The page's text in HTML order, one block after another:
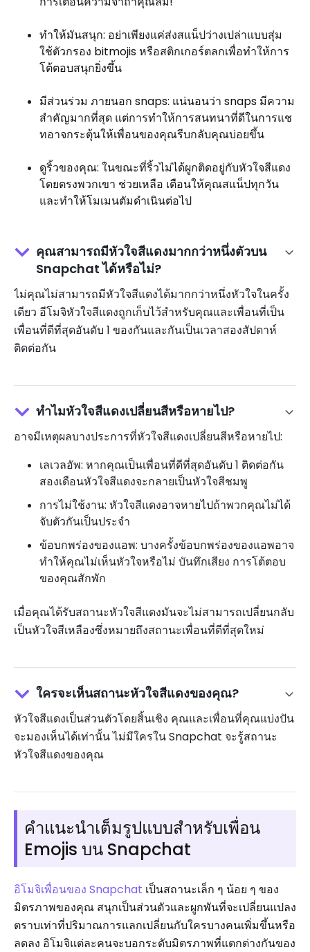
ทำให้มันสนุก: อย่าเพียงแค่ส่งสแน็ปว่างเปล่าแบบสุ่ม
ใช้ตัวกรอง bitmojis หรือสติกเกอร์ตลกเพื่อทำให้การ
โต้ตอบสนุกยิ่งขึ้น
มีส่วนร่วม ภายนอก snaps: แน่นอนว่า snaps มีความ
สำคัญมากที่สุด แต่การทำให้การสนทนาที่ดีในการแช
ทอาจกระตุ้นให้เพื่อนของคุณรีบกลับคุณบ่อยขึ้น
ดูริ้วของคุณ: ในขณะที่ริ้วไม่ได้ผูกติดอยู่กับหัวใจสีแดง
โดยตรงพวกเขา ช่วยเหลือ เตือนให้คุณสแน็ปทุกวัน
และทำให้โมเมนตัมดำเนินต่อไป
คุณสามารถมีหัวใจสีแดงมากกว่าหนึ่งตัวบน
Snapchat ได้หรือไม่?
ไม่คุณไม่สามารถมีหัวใจสีแดงได้มากกว่าหนึ่งหัวใจในครั้ง
เดียว อีโมจิหัวใจสีแดงถูกเก็บไว้สำหรับคุณและเพื่อนที่เป็น
เพื่อนที่ดีที่สุดอันดับ 1 ของกันและกันเป็นเวลาสองสัปดาห์
ติดต่อกัน
ทำไมหัวใจสีแดงเปลี่ยนสีหรือหายไป?
อาจมีเหตุผลบางประการที่หัวใจสีแดงเปลี่ยนสีหรือหายไป:
เลเวลอัพ: หากคุณเป็นเพื่อนที่ดีที่สุดอันดับ 1 ติดต่อกัน
สองเดือนหัวใจสีแดงจะกลายเป็นหัวใจสีชมพู
การไม่ใช้งาน: หัวใจสีแดงอาจหายไปถ้าพวกคุณไม่ได้
จับตัวกันเป็นประจำ
ข้อบกพร่องของแอพ: บางครั้งข้อบกพร่องของแอพอาจ
ทำให้คุณไม่เห็นหัวใจหรือไม่ บันทึกเสียง การโต้ตอบ
ของคุณสักพัก
เมื่อคุณได้รับสถานะหัวใจสีแดงมันจะไม่สามารถเปลี่ยนกลับ
เป็นหัวใจสีเหลืองซึ่งหมายถึงสถานะเพื่อนที่ดีที่สุดใหม่
ใครจะเห็นสถานะหัวใจสีแดงของคุณ?
หัวใจสีแดงเป็นส่วนตัวโดยสิ้นเชิง คุณและเพื่อนที่คุณแบ่งปัน
จะมองเห็นได้เท่านั้น ไม่มีใครใน Snapchat จะรู้สถานะ
หัวใจสีแดงของคุณ
คำแนะนำเต็มรูปแบบสำหรับเพื่อน
Emojis บน Snapchat
อิโมจิเพื่อนของ Snapchat เป็นสถานะเล็ก ๆ น้อย ๆ ของ
มิตรภาพของคุณ สนุกเป็นส่วนตัวและผูกพันที่จะเปลี่ยนแปลง
ตราบเท่าที่ปริมาณการแลกเปลี่ยนกับใครบางคนเพิ่มขึ้นหรือ
ลดลง อิโมจิแต่ละคนจะบอกระดับมิตรภาพที่แตกต่างกันของ